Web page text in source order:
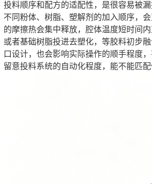
投料顺序和配方的适配性，是很容易被
不同粉体、树脂、塑解剂的加入顺序，
的摩擦热会集中释放，腔体温度短时间
或者基础树脂投进去塑化，等胶料初步
口设计，也会影响实际操作的顺手程度
留意投料系统的自动化程度，能不能匹配